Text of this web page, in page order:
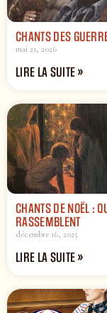
CHANTS DES
mai 21, 2026
LIRE LA SUITE »
CHANTS DE NOËL :
RASSEMBLENT
décembre 16, 2025
LIRE LA SUITE »